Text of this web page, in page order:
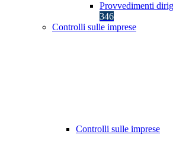
Provvedimenti
346
Controlli sulle imprese
Controlli sulle imprese